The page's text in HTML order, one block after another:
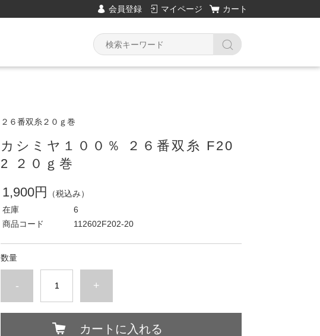
会員登録 マイページ カート
２６番双糸２０ｇ巻
カシミヤ１００％ ２６番双糸 F20
2 ２０ｇ巻
1,900円
（税込み）
在庫
6
商品コード
112602F202-20
数量
- +
カートに入れる